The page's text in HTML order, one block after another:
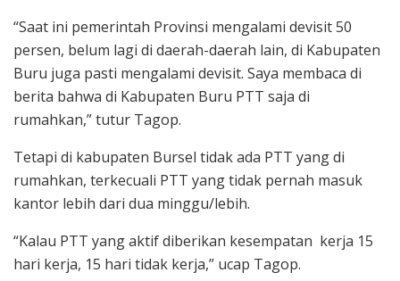
“Saat ini pemerintah Provinsi mengalami devisit 50
persen, belum lagi di daerah-daerah lain, di Kabupaten
Buru juga pasti mengalami devisit. Saya membaca di
berita bahwa di Kabupaten Buru PTT saja di
rumahkan,” tutur Tagop.
Tetapi di kabupaten Bursel tidak ada PTT yang di
rumahkan, terkecuali PTT yang tidak pernah masuk
kantor lebih dari dua minggu/lebih.
“Kalau PTT yang aktif diberikan kesempatan kerja 15
hari kerja, 15 hari tidak kerja,” ucap Tagop.